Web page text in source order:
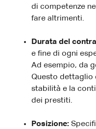
di competenze
fare altrimenti.
Durata del
e fine di ogni
Ad esempio, da
Questo dettaglio
stabilità e la
dei prestiti.
Posizione: